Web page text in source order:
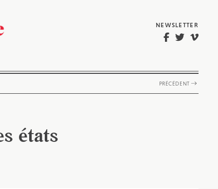
NEWSLETTER
PRÉCÉDENT
états